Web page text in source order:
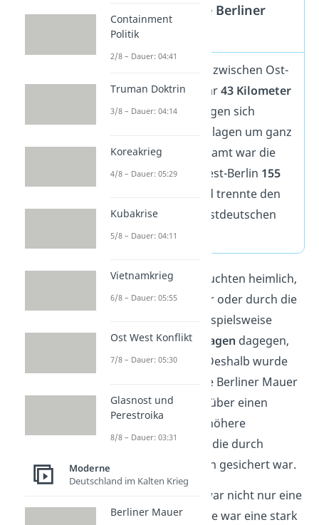
Wie lang war die Berliner
Mauer?
Die Berliner Mauer zwischen Ost-
und West-Berlin war43 Kilometer
lang. Außerdem zogen sich
befestigte Grenzanlagen um ganz
West-Berlin. Insgesamt war die
Mauer rund um West-Berlin 155
lang und trennte den
Stadtteil von den ostdeutschen
Gebieten.
Viele Menschen versuchten heimlich,
oder mitGewalt
über oder durch die
Mauer zu fliehen. Beispielsweise
fuhren sie mitLastwagen dagegen,
um sie einzureißen. Deshalb wurde
dicke, erste Berliner Mauer
von 1961 durch eine über einen
meterdicke und viel höhere
Grenzmauer ersetzt, die durch
verschiedene Anlagen gesichert war.
Die Mauer in Berlin war nicht nur eine
dicke Betonmauer. Sie war eine stark
Containment
Politik
2/8 – Dauer: 04:41
Truman Doktrin
3/8 – Dauer: 04:14
Koreakrieg
4/8 – Dauer: 05:29
Kubakrise
5/8 – Dauer: 04:11
Vietnamkrieg
6/8 – Dauer: 05:55
Ost West Konflikt
7/8 – Dauer: 05:30
Glasnost und
Perestroika
8/8 – Dauer: 03:31
Moderne
Deutschland im Kalten Krieg
Berliner Mauer